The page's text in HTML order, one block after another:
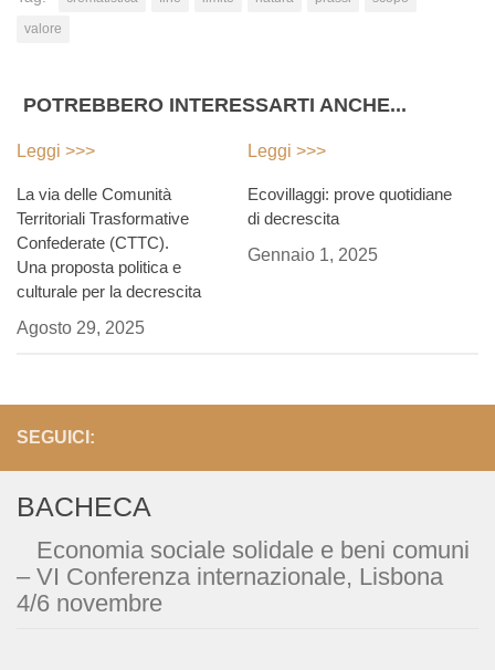
valore
POTREBBERO INTERESSARTI ANCHE...
Leggi >>>
La via delle Comunità
Territoriali Trasformative
Confederate (CTTC).
Una proposta politica e
culturale per la decrescita
Agosto 29, 2025
Leggi >>>
Ecovillaggi: prove quotidiane
di decrescita
Gennaio 1, 2025
SEGUICI:
BACHECA
Economia sociale solidale e beni comuni
– VI Conferenza internazionale, Lisbona
4/6 novembre